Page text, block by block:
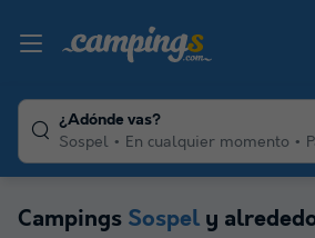
¿Adónde vas?
Sospel
En cualquier momento
Campings Sospel y